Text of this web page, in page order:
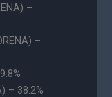
–
–
– 38.2%